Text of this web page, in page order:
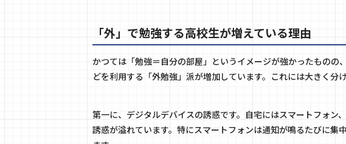
「外」で勉強する高校生が増えている理由
かつては「勉強＝自分の部屋」というイメージが強かったものの
どを利用する「外勉強」派が増加しています。これには大きく分
第一に、デジタルデバイスの誘惑です。自宅にはスマートフォン
誘惑が溢れています。特にスマートフォンは通知が鳴るたびに集